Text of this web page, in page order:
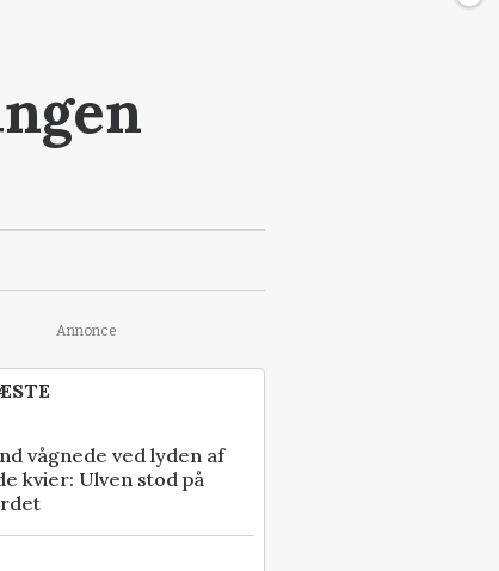
Annonce
vågnede ved lyden af
kvier: Ulven stod på